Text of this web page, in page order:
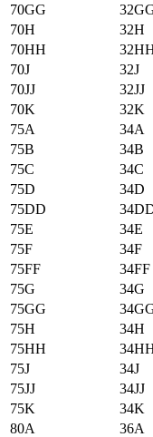
70GG
70H
32H
70HH
70J
32J
70JJ
32JJ
70K
32K
75А
34А
75B
34B
75C
34C
75D
34D
75DD
75E
34E
75F
34F
75FF
34FF
75G
34G
75GG
75H
34H
75HH
75J
34J
75JJ
34JJ
75K
34K
80А
36А